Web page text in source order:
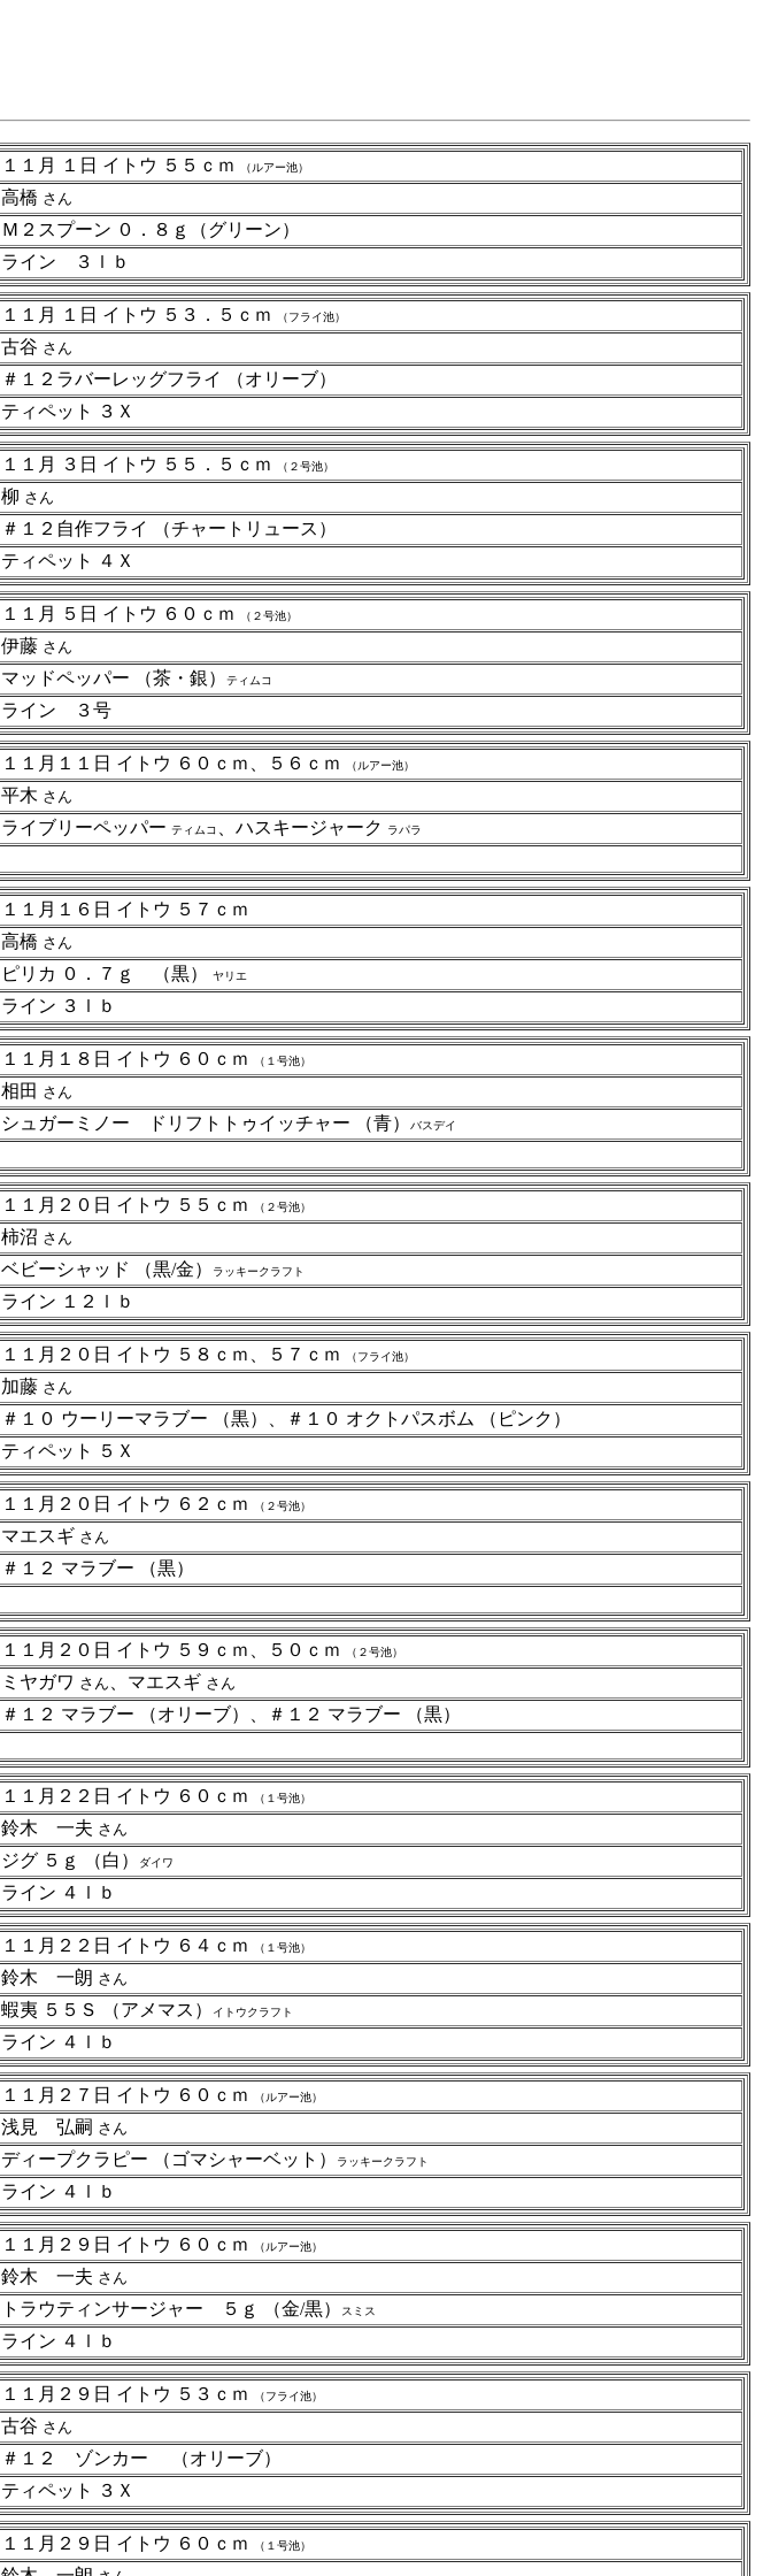
１１月 １日 イトウ ５５ｃｍ （ルアー池）
高橋 さん
Ｍ２スプーン ０．８ｇ（グリーン）
ライン ３ｌｂ
１１月 １日 イトウ ５３．５ｃｍ （フライ池）
古谷 さん
＃１２ラバーレッグフライ （オリーブ）
ティペット ３Ｘ
１１月 ３日 イトウ ５５．５ｃｍ （２号池）
柳 さん
＃１２自作フライ （チャートリュース）
ティペット ４Ｘ
１１月 ５日 イトウ ６０ｃｍ （２号池）
伊藤 さん
マッドペッパー （茶・銀） ティムコ
ライン ３号
１１月１１日 イトウ ６０ｃｍ、５６ｃｍ （ルアー池）
平木 さん
ライブリーペッパー ティムコ 、ハスキージャーク ラパラ
１１月１６日 イトウ ５７ｃｍ
高橋 さん
ピリカ ０．７ｇ （黒） ヤリエ
ライン ３ｌｂ
１１月１８日 イトウ ６０ｃｍ （１号池）
相田 さん
シュガーミノー ドリフトトゥイッチャー （青） バスデイ
１１月２０日 イトウ ５５ｃｍ （２号池）
柿沼 さん
ベビーシャッド （黒/金） ラッキークラフト
ライン １２ｌｂ
１１月２０日 イトウ ５８ｃｍ、５７ｃｍ （フライ池）
加藤 さん
＃１０ ウーリーマラブー （黒）、＃１０ オクトパスボム （ピンク）
ティペット ５Ｘ
１１月２０日 イトウ ６２ｃｍ （２号池）
マエスギ さん
＃１２ マラブー （黒）
１１月２０日 イトウ ５９ｃｍ、５０ｃｍ （２号池）
ミヤガワ さん 、マエスギ さん
＃１２ マラブー （オリーブ）、＃１２ マラブー （黒）
１１月２２日 イトウ ６０ｃｍ （１号池）
鈴木 一夫 さん
ジグ ５ｇ （白） ダイワ
ライン ４ｌｂ
１１月２２日 イトウ ６４ｃｍ （１号池）
鈴木 一朗 さん
蝦夷 ５５Ｓ （アメマス） イトウクラフト
ライン ４ｌｂ
１１月２７日 イトウ ６０ｃｍ （ルアー池）
浅見 弘嗣 さん
ディープクラピー （ゴマシャーベット） ラッキークラフト
ライン ４ｌｂ
１１月２９日 イトウ ６０ｃｍ （ルアー池）
鈴木 一夫 さん
トラウティンサージャー ５ｇ （金/黒） スミス
ライン ４ｌｂ
１１月２９日 イトウ ５３ｃｍ （フライ池）
古谷 さん
＃１２ ゾンカー （オリーブ）
ティペット ３Ｘ
１１月２９日 イトウ ６０ｃｍ （１号池）